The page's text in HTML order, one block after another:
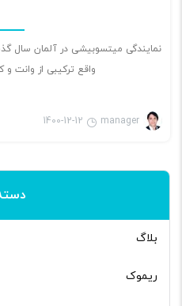
بلاگ
ریموک
نمایندگی میتسوبیشی در آلمان سال
واقع ترکیبی از وانت
manager
1400-12-12